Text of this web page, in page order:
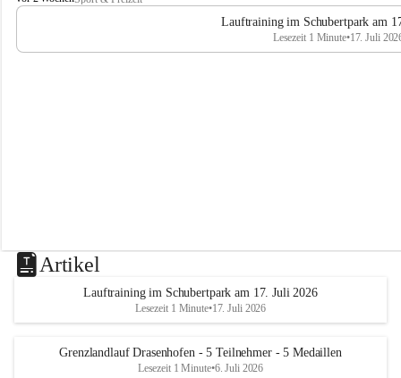
V
a
Lauftraining im Schubertpark am
Lesezeit 1 Minute•17. Juli
Artikel
Lauftraining im Schubertpark am 17. Juli 2026
Lesezeit 1 Minute•17. Juli 2026
Grenzlandlauf Drasenhofen - 5 Teilnehmer - 5 Medaillen
Lesezeit 1 Minute•6. Juli 2026